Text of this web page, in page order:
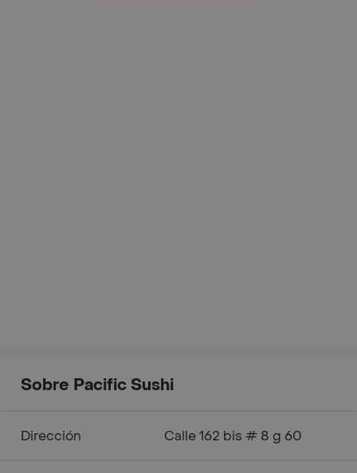
Sobre Pacific Sushi
Dirección Calle 162 bis # 8 g 60